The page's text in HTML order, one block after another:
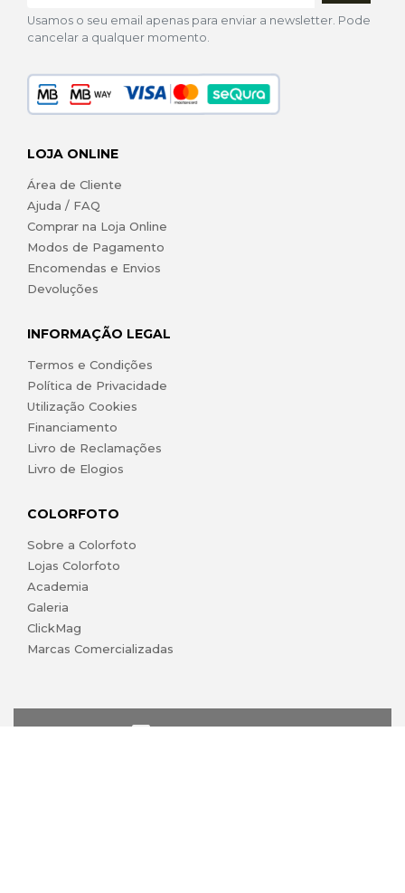
Usamos o seu email apenas para enviar a newsletter. Pode
cancelar a qualquer momento.
LOJA ONLINE
Área de Cliente
Ajuda / FAQ
Comprar na Loja Online
Modos de Pagamento
Encomendas e Envios
Devoluções
INFORMAÇÃO LEGAL
Termos e Condições
Política de Privacidade
Utilização Cookies
Financiamento
Livro de Reclamações
Livro de Elogios
COLORFOTO
Sobre a Colorfoto
Lojas Colorfoto
Academia
Galeria
ClickMag
Marcas Comercializadas
lojaonline@colorfoto.pt